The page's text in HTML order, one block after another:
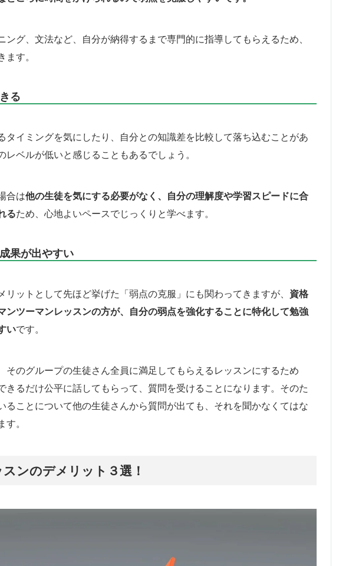
ング、文法など、自分が納得するまで専門的に指導してもらえるため、
す。
る
タイミングを気にしたり、自分との知識差を比較して落ち込むことがあ
レベルが低いと感じることもあるでしょう。
合は他の生徒を気にする必要がなく、自分の理解度や学習スピードに合
るため、心地よいペースでじっくりと学べます。
果が出やすい
リットとして先ほど挙げた「弱点の克服」にも関わってきますが、 資格
ンツーマンレッスンの方が、自分の弱点を強化することに特化して勉強
いです。
そのグループの生徒さん全員に満足してもらえるレッスンにするため
きるだけ公平に話してもらって、質問を受けることになります。そのた
ることについて他の生徒さんから質問が出ても、それを聞かなくてはな
。
ンのデメリット３選！